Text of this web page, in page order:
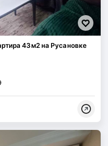
43м2 на Русановке